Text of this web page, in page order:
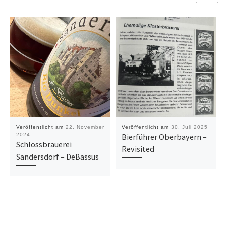
Veröffentlicht am 22. November
2024
Schlossbrauerei
Sandersdorf – DeBassus
Veröffentlicht am 30. Juli 2025
Bierführer Oberbayern –
Revisited